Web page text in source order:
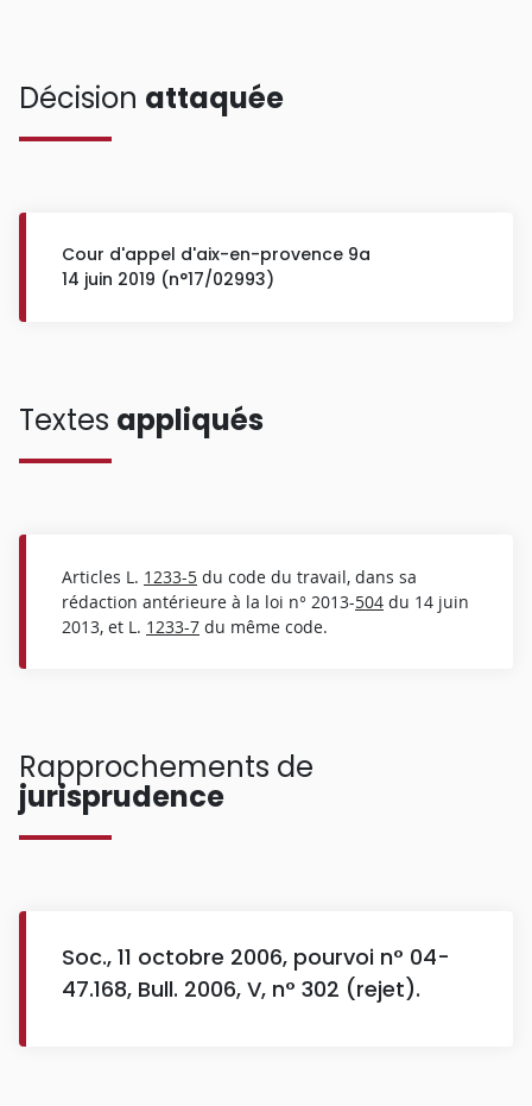
Décision attaquée
Cour d'appel d'aix-en-provence 9a
14 juin 2019 (n°17/02993)
Textes appliqués
Articles L. 1233-5 du code du travail, dans sa
rédaction antérieure à la loi n° 2013-504 du 14 juin
2013, et L. 1233-7 du même code.
Rapprochements de
jurisprudence
Soc., 11 octobre 2006, pourvoi n° 04-
47.168, Bull. 2006, V, n° 302 (rejet).